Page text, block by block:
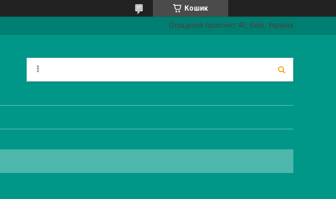
Кошик
Отрадный проспект 40, Київ, Україна